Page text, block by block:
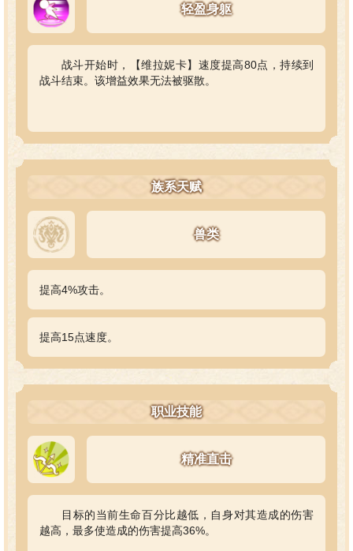
轻盈身躯
战斗开始时，【维拉妮卡】速度提高80点，持续到
战斗结束。该增益效果无法被驱散。
族系天赋
兽类
提高4%攻击。
提高15点速度。
职业技能
精准直击
目标的当前生命百分比越低，自身对其造成的伤害
越高，最多使造成的伤害提高36%。